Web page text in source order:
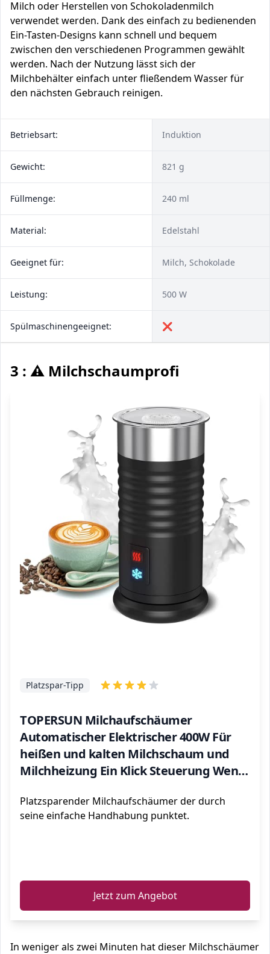
Milch oder Herstellen von Schokoladenmilch
verwendet werden. Dank des einfach zu bedienenden
Ein-Tasten-Designs kann schnell und bequem
zwischen den verschiedenen Programmen gewählt
werden. Nach der Nutzung lässt sich der
Milchbehälter einfach unter fließendem Wasser für
den nächsten Gebrauch reinigen.
Betriebsart: Induktion
Gewicht: 821 g
Füllmenge: 240 ml
Material: Edelstahl
Geeignet für: Milch, Schokolade
Leistung: 500 W
Spülmaschinengeeignet: ❌
3 : ⚠️ Milchschaumprofi
TOPERSUN Milchaufschäumer
Automatischer Elektrischer 400W Für
heißen und kalten Milchschaum und
Milchheizung Ein Klick Steuerung Wenig
Cappuccino order Latte usw
Platzspar-Tipp
Platzsparender Milchaufschäumer der durch
seine einfache Handhabung punktet.
Jetzt zum Angebot
In weniger als zwei Minuten hat dieser Milchschäumer